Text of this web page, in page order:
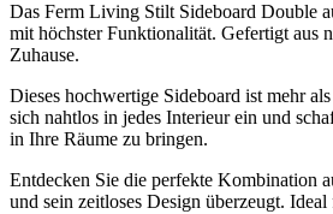
Das Ferm Living Stilt Sideboard Double
mit höchster Funktionalität. Gefertigt aus
Zuhause.
Dieses hochwertige Sideboard ist mehr
sich nahtlos in jedes Interieur ein und
in Ihre Räume zu bringen.
Entdecken Sie die perfekte Kombination
und sein zeitloses Design überzeugt.